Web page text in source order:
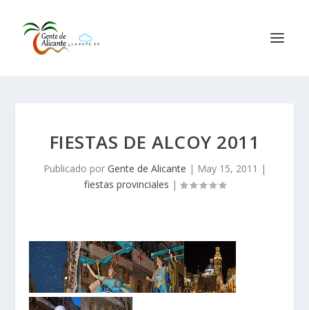
FIESTAS DE ALCOY 2011
Publicado por Gente de Alicante | May 15, 2011 |
fiestas provinciales |